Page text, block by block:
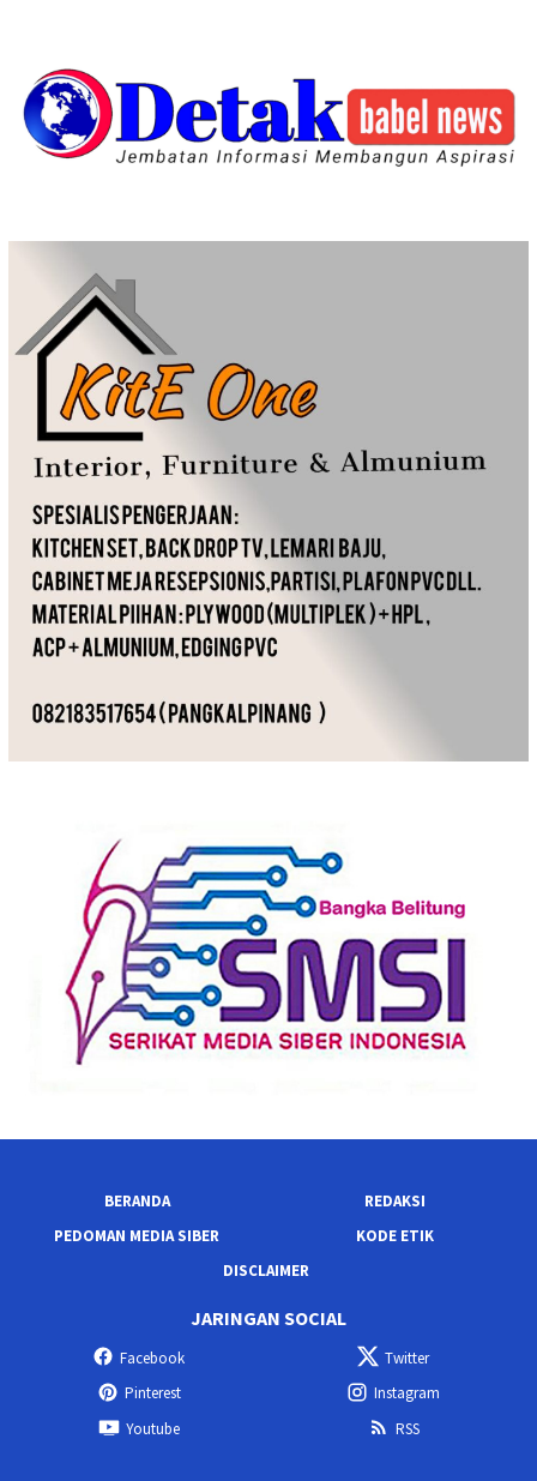
BERANDA
REDAKSI
PEDOMAN MEDIA SIBER
KODE ETIK
DISCLAIMER
JARINGAN SOCIAL
Facebook
Twitter
Pinterest
Instagram
Youtube
RSS